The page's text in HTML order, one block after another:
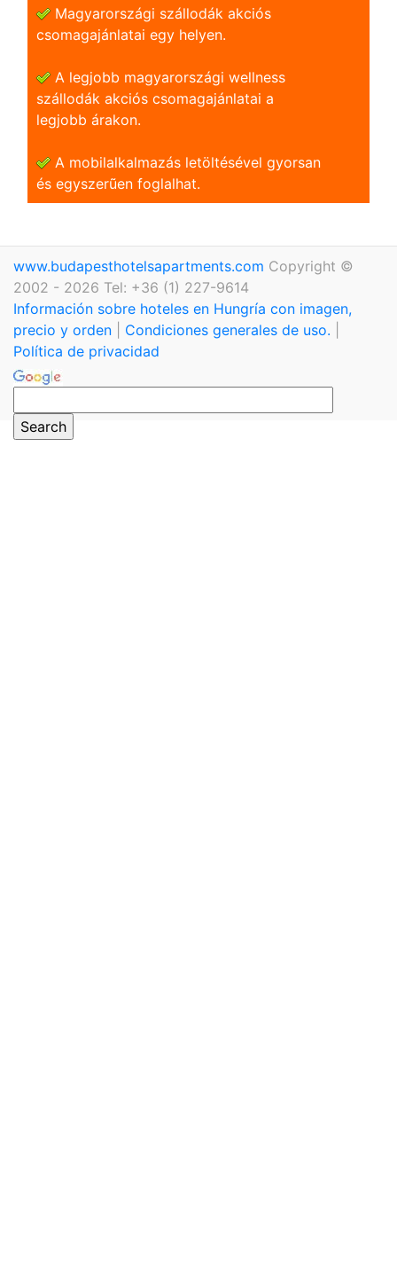
Magyarországi szállodák akciós
csomagajánlatai egy helyen.
A legjobb magyarországi wellness
szállodák akciós csomagajánlatai a
legjobb árakon.
A mobilalkalmazás letöltésével gyorsan
és egyszerũen foglalhat.
www.budapesthotelsapartments.com Copyright ©
2002 - 2026 Tel: +36 (1) 227-9614
Información sobre hoteles en Hungría con imagen,
precio y orden
Condiciones generales de uso.
Política de privacidad